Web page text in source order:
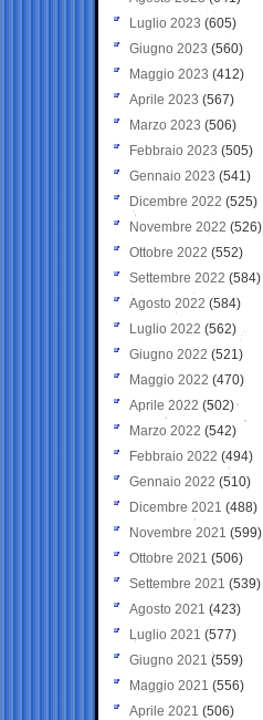
Luglio 2023 (605)
Giugno 2023 (560)
Maggio 2023 (412)
Aprile 2023 (567)
Marzo 2023 (506)
Febbraio 2023 (505)
Gennaio 2023 (541)
Dicembre 2022 (525)
Novembre 2022 (526)
Ottobre 2022 (552)
Settembre 2022 (584)
Agosto 2022 (584)
Luglio 2022 (562)
Giugno 2022 (521)
Maggio 2022 (470)
Aprile 2022 (502)
Marzo 2022 (542)
Febbraio 2022 (494)
Gennaio 2022 (510)
Dicembre 2021 (488)
Novembre 2021 (599)
Ottobre 2021 (506)
Settembre 2021 (539)
Agosto 2021 (423)
Luglio 2021 (577)
Giugno 2021(559)
Maggio 2021 (556)
Aprile 2021 (506)